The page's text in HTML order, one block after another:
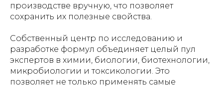
производстве вручную, что позволяет
сохранить их полезные свойства.
Собственный центр по исследованию и
разработке формул объединяет целый пул
экспертов в химии, биологии, биотехнологии,
микробиологии и токсикологии. Это
позволяет не только применять самые